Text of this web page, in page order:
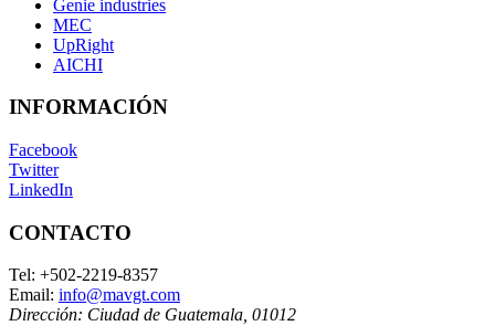
Genie industries
MEC
UpRight
AICHI
INFORMACIÓN
Facebook
Twitter
LinkedIn
CONTACTO
Tel: +502-2219-8357
Email: info@mavgt.com
Dirección: Ciudad de Guatemala 01012